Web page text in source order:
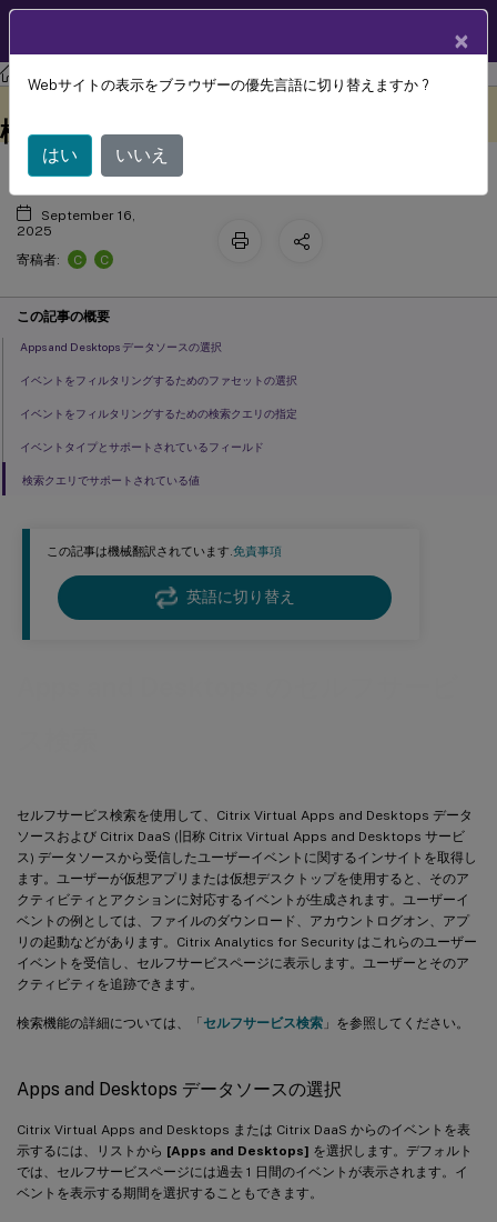
Citrix Analytics for Security
この記事は機械翻訳されています.免責事項
英語に切り替え
セルフサービス検索を使用して、Citrix Virtual Apps and Desktops データ
ソースおよび Citrix DaaS (旧称 Citrix Virtual Apps and Desktops サービ
ス) データソースから受信したユーザーイベントに関するインサイトを取得し
ます。ユーザーが仮想アプリまたは仮想デスクトップを使用すると、そのア
クティビティとアクションに対応するイベントが生成されます。ユーザーイ
ベントの例としては、ファイルのダウンロード、アカウントログオン、アプ
リの起動などがあります。Citrix Analytics for Security はこれらのユーザー
イベントを受信し、セルフサービスページに表示します。ユーザーとそのア
クティビティを追跡できます。
検索機能の詳細については、「セルフサービス検索 」を参照してください。
Apps and Desktops データソースの選択
Citrix Virtual Apps and Desktops または Citrix DaaS からのイベントを表
示するには、リストから [Apps and Desktops] を選択します。デフォルト
では、セルフサービスページには過去 1 日間のイベントが表示されます。イ
ベントを表示する期間を選択することもできます。
Apps and Desktops のセルフサービス
検索
September 16,
2025
寄稿者:
C C
この記事の概要
Apps and Desktops データソースの選択
イベントをフィルタリングするためのファセットの選択
イベントをフィルタリングするための検索クエリの指定
イベントタイプとサポートされているフィールド
検索クエリでサポートされている値
×
Webサイトの表示をブラウザーの優先言語に切り替えますか ?
はい いいえ